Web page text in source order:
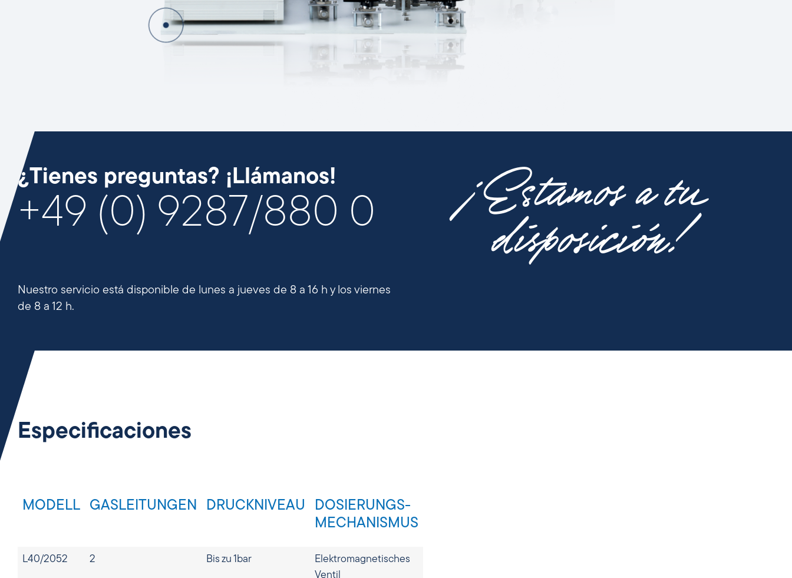
¿Tienes preguntas? ¡Llámanos!
+49 (0) 9287/880 0
Nuestro servicio está disponible de lunes a jueves de 8 a 16 h y los viernes
de 8 a 12 h.
¡Estamos a tu
disposición!
Especificaciones
MODELL GASLEITUNGEN DRUCKNIVEAU
DOSIERUNGS-
MECHANISMUS
L40/2052 2 Bis zu 1bar
Elektromagnetisches
Ventil